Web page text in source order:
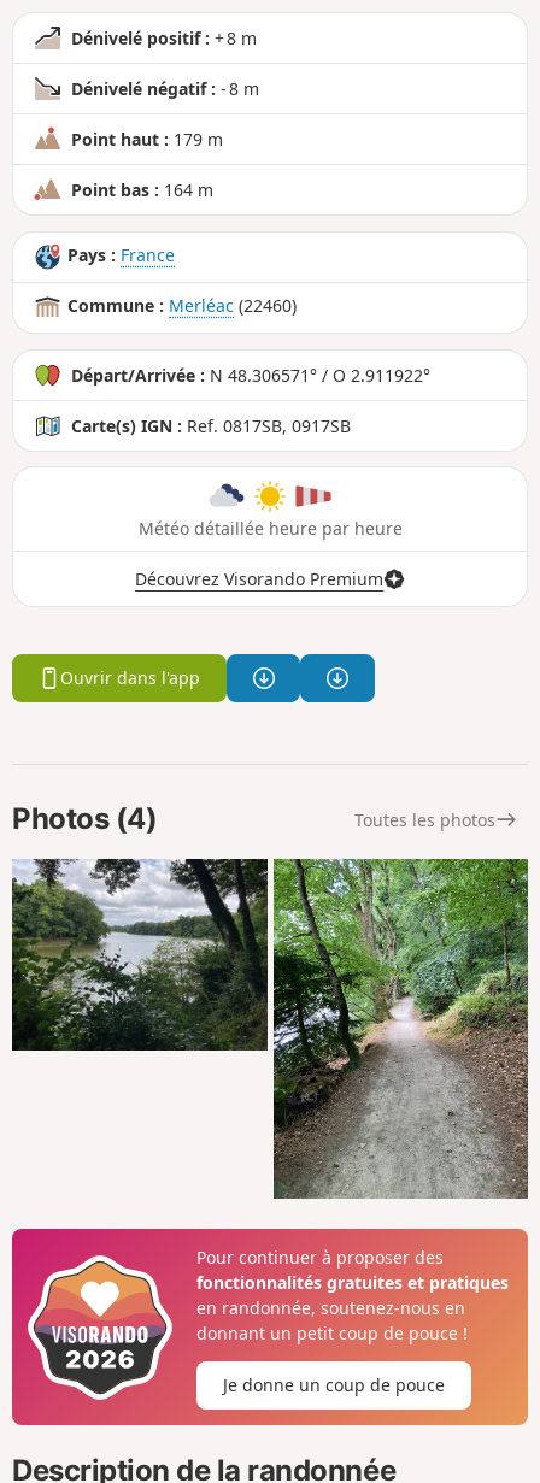
Dénivelé positif : + 8 m
Dénivelé négatif : - 8 m
Point haut : 179 m
Point bas : 164 m
Pays : France
Commune : Merléac (22460)
Départ/Arrivée : N 48.306571° / O 2.911922°
Carte(s) IGN : Ref. 0817SB, 0917SB
Météo détaillée heure par heure
Découvrez Visorando Premium
Ouvrir dans l'app
Photos (4) Toutes les photos
Pour continuer à proposer des
fonctionnalités gratuites et pratiques
en randonnée, soutenez-nous en
donnant un petit coup de pouce !
Je donne un coup de pouce
Description de la randonnée